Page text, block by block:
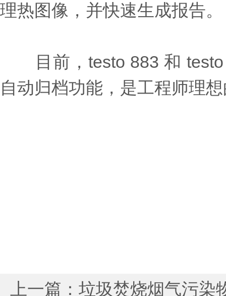
理热图像，并快速生成报告。
目前，testo 883 和 testo
自动归档功能，是工程师理
上一篇： 垃圾焚烧烟气污染